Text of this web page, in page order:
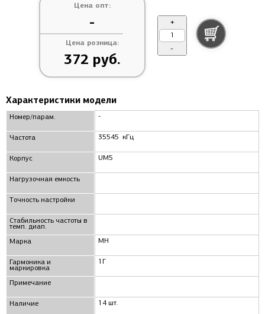
Цена опт:
-
Цена розница:
372 руб.
+
-
Характеристики модели
Номер/парам.
Частота
Корпус
Нагрузочная емкость
Точность настройки
Стабильность частоты в
темп. диап.
Маркa
Гармоника и
маркировка
Примечание
Наличие
-
35545 кГц
UM5
МН
1Г
14 шт.